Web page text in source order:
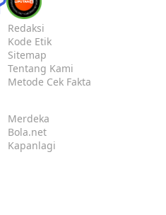
Redaksi
Kode Etik
Sitemap
Tentang Kami
Metode Cek Fakta
Merdeka
Bola.net
Kapanlagi